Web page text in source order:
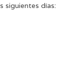
siguientes días: